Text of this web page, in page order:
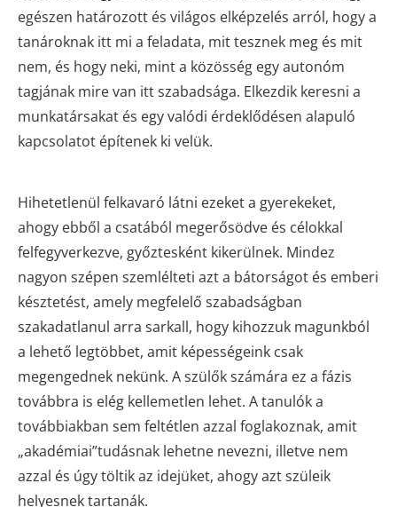
egészen határozott és világos elképzelés arról, hogy a
tanároknak itt mi a feladata, mit tesznek meg és mit
nem, és hogy neki, mint a közösség egy autonóm
tagjának mire van itt szabadsága. Elkezdik keresni a
munkatársakat és egy valódi érdeklődésen alapuló
kapcsolatot építenek ki velük.
Hihetetlenül felkavaró látni ezeket a gyerekeket,
ahogy ebből a csatából megerősödve és célokkal
felfegyverkezve, győztesként kikerülnek. Mindez
nagyon szépen szemlélteti azt a bátorságot és emberi
késztetést, amely megfelelő szabadságban
szakadatlanul arra sarkall, hogy kihozzuk magunkból
a lehető legtöbbet, amit képességeink csak
megengednek nekünk. A szülők számára ez a fázis
továbbra is elég kellemetlen lehet. A tanulók a
továbbiakban sem feltétlen azzal foglakoznak, amit
„akadémiai”tudásnak lehetne nevezni, illetve nem
azzal és úgy töltik az idejüket, ahogy azt szüleik
helyesnek tartanák.